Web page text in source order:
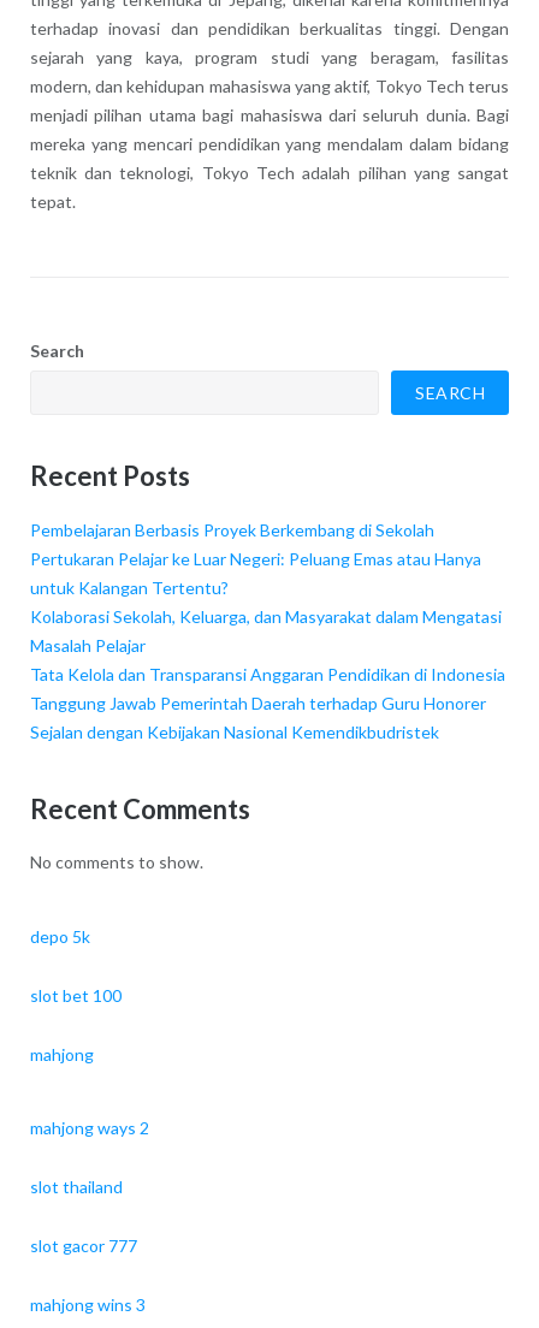
terhadap inovasi dan pendidikan berkualitas tinggi. Dengan
sejarah yang kaya, program studi yang beragam, fasilitas
modern, dan kehidupan mahasiswa yang aktif, Tokyo Tech terus
menjadi pilihan utama bagi mahasiswa dari seluruh dunia. Bagi
mereka yang mencari pendidikan yang mendalam dalam bidang
teknik dan teknologi, Tokyo Tech adalah pilihan yang sangat
tepat.
Search
SEARCH
Recent Posts
Pembelajaran Berbasis Proyek Berkembang di Sekolah
Pertukaran Pelajar ke Luar Negeri: Peluang Emas atau Hanya
untuk Kalangan Tertentu?
Kolaborasi Sekolah, Keluarga, dan Masyarakat dalam Mengatasi
Masalah Pelajar
Tata Kelola dan Transparansi Anggaran Pendidikan di Indonesia
Tanggung Jawab Pemerintah Daerah terhadap Guru Honorer
Sejalan dengan Kebijakan Nasional Kemendikbudristek
Recent Comments
No comments to show.
depo 5k
slot bet 100
mahjong
mahjong ways 2
slot thailand
slot gacor 777
mahjong wins 3